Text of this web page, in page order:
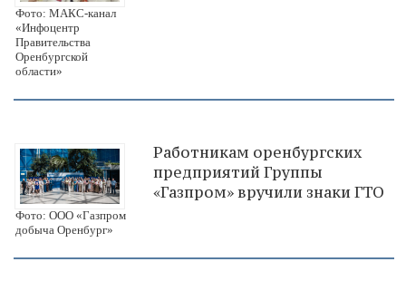
Фото: МАКС-канал
«Инфоцентр
Правительства
Оренбургской
области»
Фото: ООО «Газпром
добыча Оренбург»
Работникам оренбургских
предприятий Группы
«Газпром» вручили знаки ГТО